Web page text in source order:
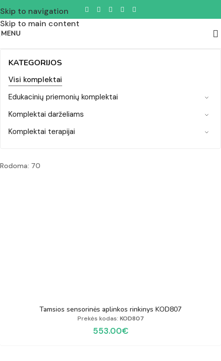
Skip to navigation
Skip to main content
MENU
KATEGORIJOS
Visi komplektai
Edukacinių priemonių komplektai
Komplektai darželiams
Komplektai terapijai
Rodoma: 70
Tamsios sensorinės aplinkos rinkinys KOD807
Prekės kodas: KOD807
553.00€